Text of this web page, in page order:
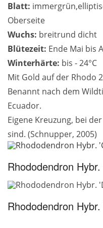
Blatt:
Oberseite
Wuchs: breitrund dicht
Blütezeit: Ende Mai bis
Winterhärte: bis - 24°C
Mit Gold auf der Rhodo
Benannt nach dem
Ecuador.
Eigene Kreuzung, bei
sind. (Schnupper, 2005)
Rhododendron
Rhododendron